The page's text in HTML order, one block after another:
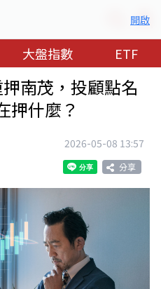
開啟
大盤指數 ETF
南茂，投顧點名
押什麼？
2026-05-08 13:57
分享